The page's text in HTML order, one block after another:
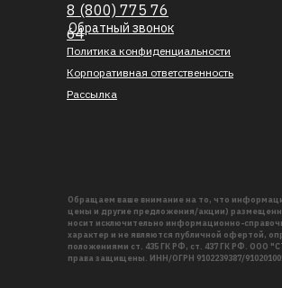
Обращаем ваше внимание на то, что
цены и другие предложения/акции)
носит исключительно информационно-
характер и не являются публичной офертой,
положениями ст. 435 ГК РФ, ст. 437 ГК РФ. ООО
права защищены. ИНН/ОГРН 9102239387/
Обратный звонок
Корпоративная ответственность
Рассылка
8 (800) 775 76
64
Политика конфиденциальности